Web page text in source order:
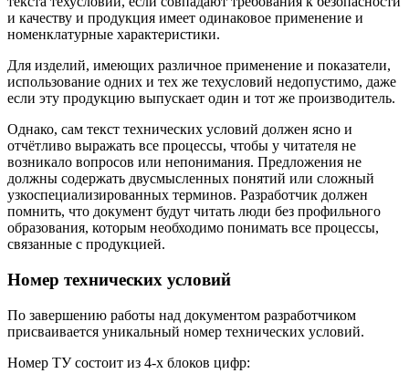
и качеству и продукция имеет одинаковое применение и
номенклатурные характеристики.
Для изделий, имеющих различное применение и показатели,
использование одних и тех же техусловий недопустимо, даже
если эту продукцию выпускает один и тот же производитель.
Однако, сам текст технических условий должен ясно и
отчётливо выражать все процессы, чтобы у читателя не
возникало вопросов или непонимания. Предложения не
должны содержать двусмысленных понятий или сложный
узкоспециализированных терминов. Разработчик должен
помнить, что документ будут читать люди без профильного
образования, которым необходимо понимать все процессы,
связанные с продукцией.
Номер технических условий
По завершению работы над документом разработчиком
присваивается уникальный номер технических условий.
Номер ТУ состоит из 4-х блоков цифр: